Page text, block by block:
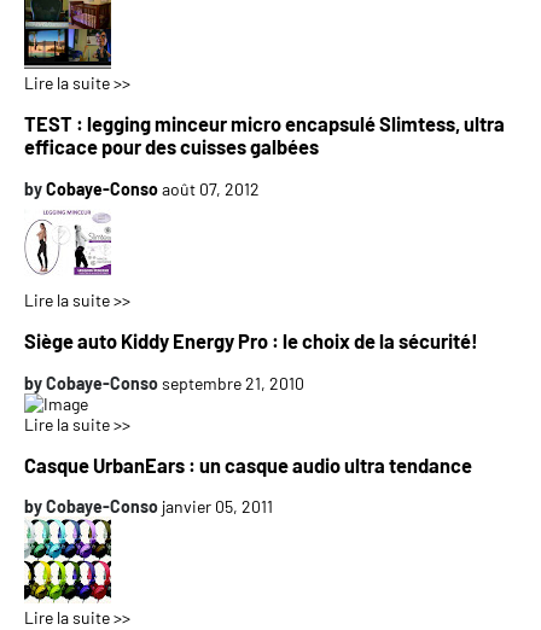
Lire la suite >>
TEST : legging minceur micro encapsulé Slimtess, ultra
efficace pour des cuisses galbées
byCobaye-Consoaoût 07, 2012
Lire la suite >>
Siège auto Kiddy Energy Pro : le choix de la sécurité!
byCobaye-Consoseptembre 21, 2010
Lire la suite >>
Casque UrbanEars : un casque audio ultra tendance
byCobaye-Conso janvier 05, 2011
Lire la suite >>